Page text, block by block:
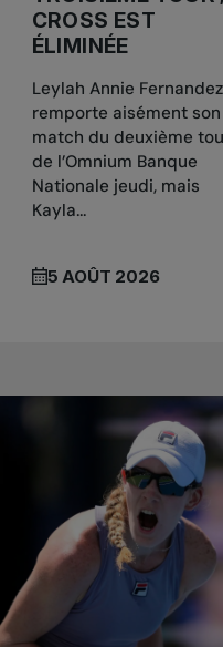
CROSS EST
ÉLIMINÉE
Leylah Annie Fernandez
remporte aisément son
match du deuxième
de l’Omnium Banque
Nationale jeudi, mais
Kayla...
5 AOÛT 2026